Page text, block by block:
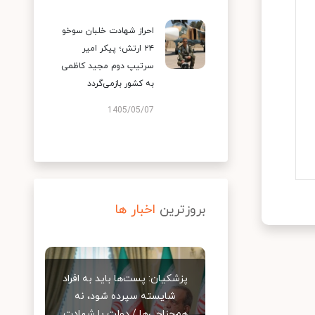
احراز شهادت خلبان سوخو
۲۴ ارتش؛ پیکر امیر
سرتیپ دوم مجید کاظمی
به کشور بازمی‌گردد
1405/05/07
بروزترین اخبار ها
پزشکیان: پست‌ها باید به افراد
شایسته سپرده شود، نه